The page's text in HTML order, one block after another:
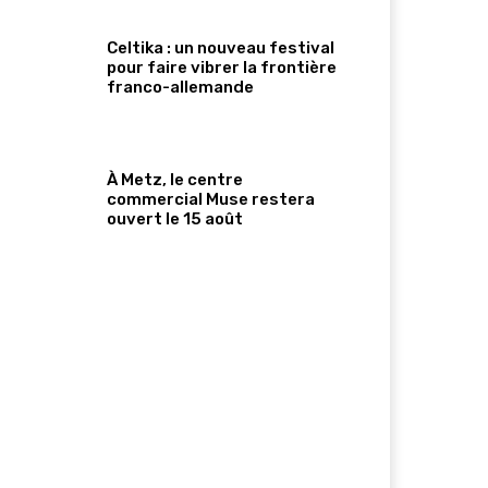
Celtika : un nouveau festival
pour faire vibrer la frontière
franco-allemande
À Metz, le centre
commercial Muse restera
ouvert le 15 août